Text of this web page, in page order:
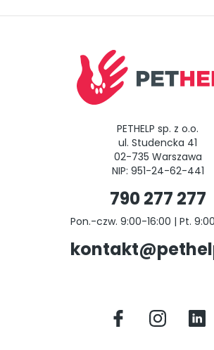
PETHELP sp. z o.o.
ul. Studencka 41
02-735 Warszawa
NIP: 951-24-62-441
790 277 277
Pon.-czw. 9:00-16:00 | Pt.